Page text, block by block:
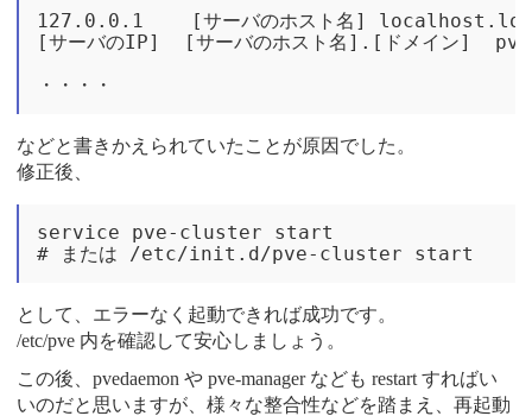
127.0.0.1    [サーバのホスト名]
[サーバのIP]  [サーバのホスト名].[ドメイン]
などと書きかえられていたことが原因でした。
修正後、
service pve-cluster start
として、エラーなく起動できれば成功です。
/etc/pve 内を確認して安心しましょう。
この後、pvedaemon や pve-manager なども restart すればい
いのだと思いますが、様々な整合性などを踏まえ、再起動